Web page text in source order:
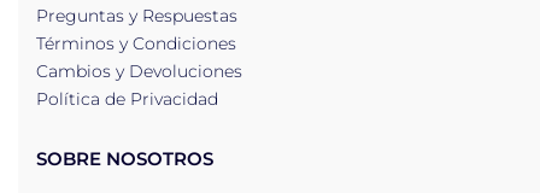
Preguntas y Respuestas
Términos y Condiciones
Cambios y Devoluciones
Política de Privacidad
SOBRE NOSOTROS